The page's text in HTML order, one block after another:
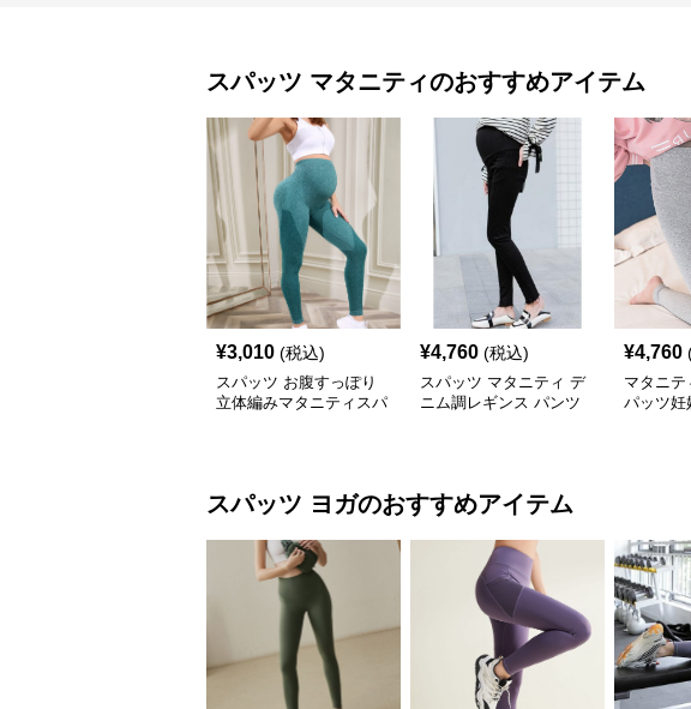
スパッツ マタニティのおすすめアイテム
¥3,010 (税込)
スパッツ お腹すっぽり
立体編みマタニティスパ
¥4,760 (税込)
スパッツ マタニティ デ
ニム調レギンス パンツ
¥4,760
マタニテ
パッツ妊
スパッツ ヨガのおすすめアイテム